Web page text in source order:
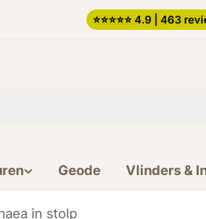
⭐️⭐️⭐️⭐️⭐️ 4.9 | 463
Geode Vlinders &
in stolp